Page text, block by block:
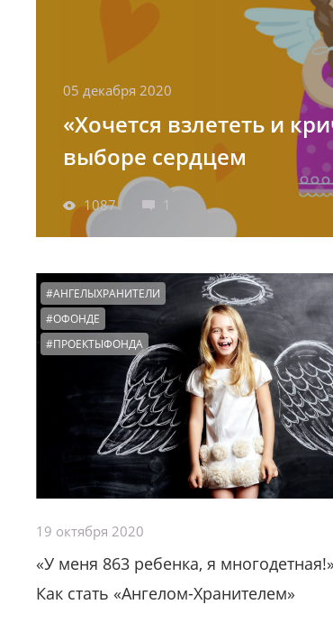
05 декабря 2020
«Хочется взлететь и
выборе сердцем
1087 1
#АНГЕЛЫХРАНИТЕЛИ
#ОФОНДЕ
#ПРОЕКТЫФОНДА
19 октября 2020
«У меня 863 ребенка, я
Как стать «Ангелом-Хранителем»